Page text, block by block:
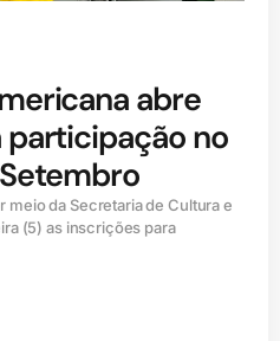
abre
no
da Secretaria de Cultura e
(5) as inscrições para